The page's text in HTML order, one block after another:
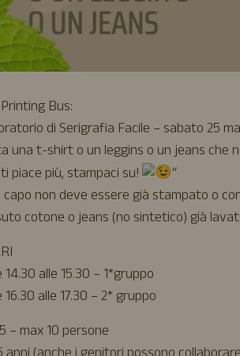
Bus:
di Serigrafia Facile – sabato 25
una t-shirt o un leggins o un jeans che
piace più, stampaci su!
“
capo non deve essere già stampato o
cotone o jeans (no sintetico) già
14.30 alle 15.30 – 1*gruppo
16.30 alle 17.30 – 2* gruppo
– max 10 persone